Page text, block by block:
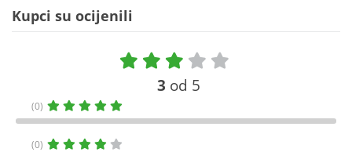
Kupci su ocijenili
3 od 5
(0)
(0)